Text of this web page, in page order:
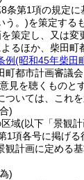
条第1項の規定に
う。)を策定する
策定し、又は変
るほか、柴田町
例(昭和45年柴田
町都市計画審議
見を聴くものと
ついては、これを
)
域(以下「景観
1項各号に掲げ
観計画に定める
)